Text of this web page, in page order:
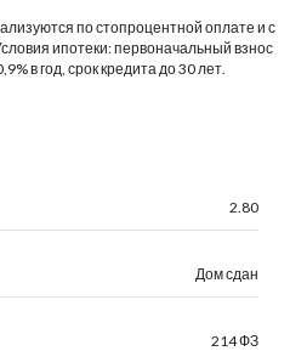
по стопроцентной оплате и с
ипотеки: первоначальный взнос
в год, срок кредита до 30 лет.
2.80
Дом сдан
214 ФЗ